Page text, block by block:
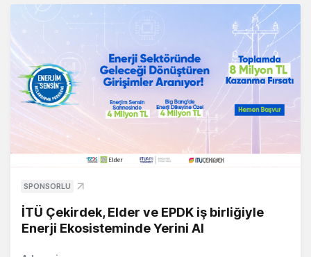
SPONSORLU
İTÜ Çekirdek, Elder ve EPDK iş birliğiyle
Enerji Ekosisteminde Yerini Al